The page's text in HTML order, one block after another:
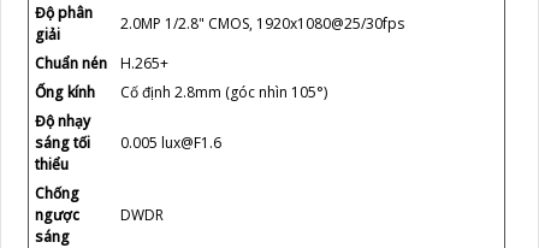
Độ phân
giải
2.0MP 1/2.8" CMOS, 1920x1080@25/30fps
Chuẩn nén
H.265+
Ống kính
Cố định 2.8mm (góc nhìn 105°)
Độ nhạy
sáng tối
thiểu
0.005 lux@F1.6
Chống
ngược
sáng
DWDR